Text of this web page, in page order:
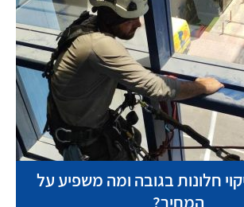
חלונות בגובה ומה משפיע על
המחיר?